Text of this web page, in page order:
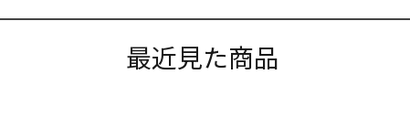
最近見た商品